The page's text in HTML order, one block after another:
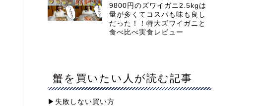
9800円のズワイガニ2.5kgは
量が多くてコスパも味も良し
だった！！特大ズワイガニと
食べ比べ実食レビュー
蟹を買いたい人が読む記事
▶︎失敗しない買い方